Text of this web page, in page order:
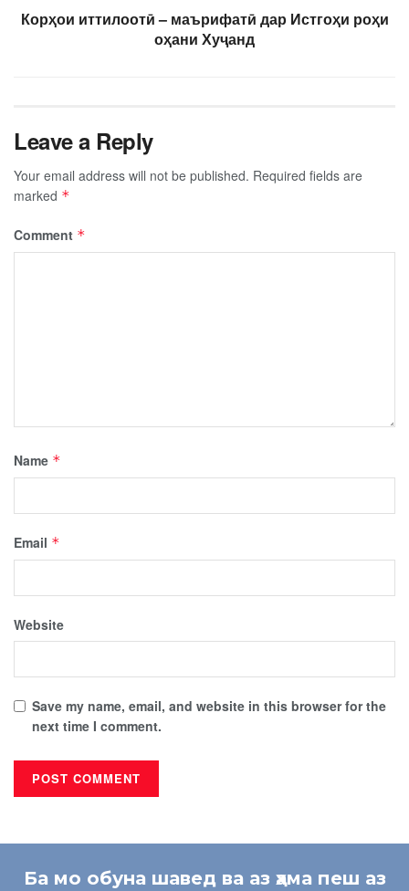
Корҳои иттилоотӣ – маърифатӣ дар Истгоҳи роҳи
оҳани Хуҷанд
Leave a Reply
Your email address will not be published. Required fields are
marked *
Comment *
Name *
Email *
Website
Save my name, email, and website in this browser for the
next time I comment.
Ба мо обуна шавед ва аз ҳама пеш аз